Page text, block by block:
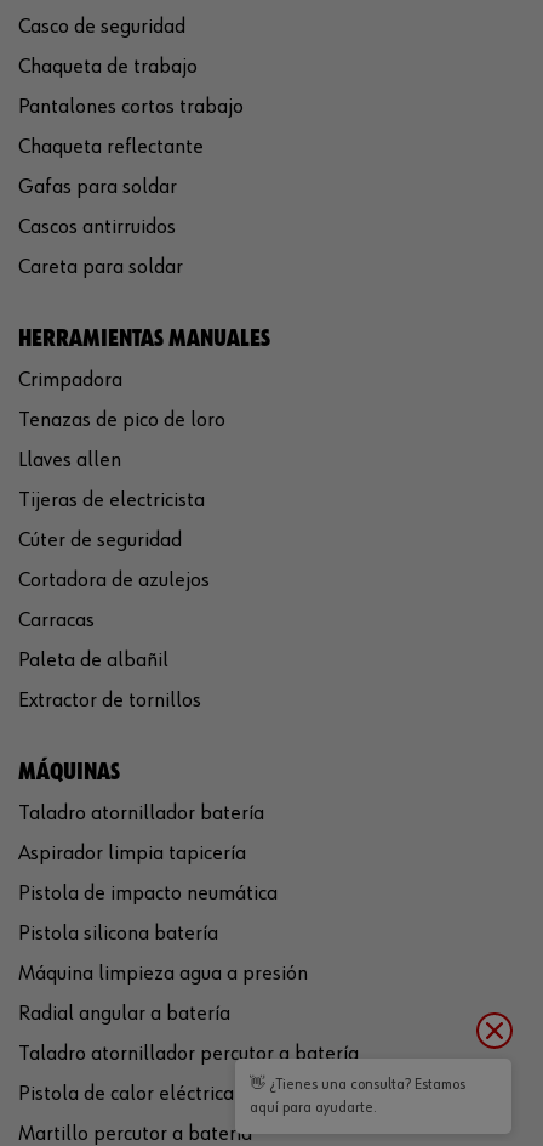
Casco de seguridad
Chaqueta de trabajo
Pantalones cortos trabajo
Chaqueta reflectante
Gafas para soldar
Cascos antirruidos
Careta para soldar
HERRAMIENTAS MANUALES
Crimpadora
Tenazas de pico de loro
Llaves allen
Tijeras de electricista
Cúter de seguridad
Cortadora de azulejos
Carracas
Paleta de albañil
Extractor de tornillos
MÁQUINAS
Taladro atornillador batería
Aspirador limpia tapicería
Pistola de impacto neumática
Pistola silicona batería
Máquina limpieza agua a presión
Radial angular a batería
Taladro atornillador percutor a batería
Pistola de calor eléctrica
Martillo percutor a batería
👋 ¿Tienes una consulta? Estamos
aquí para ayudarte.